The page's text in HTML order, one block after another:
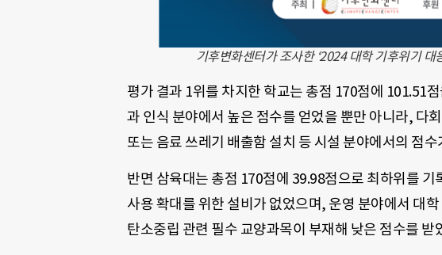
기후변화센터가 조사한 ‘2024 대학 기후위기 대
평가 결과 1위를 차지한 학교는 총점 170점에 101.51
과 인식 분야에서 높은 점수를 얻었을 뿐만 아니라, 다
또는 음료 쓰레기 배출함 설치 등 시설 분야에서의 점
반면 삼육대는 총점 170점에 39.98점으로 최하위를 기
사용 확대를 위한 설비가 없었으며, 운영 분야에서 대
탄소중립 관련 필수 교양과목이 부재해 낮은 점수를 받